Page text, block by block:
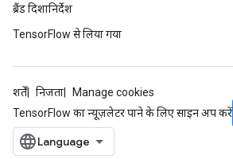
ब्रैंड दिशानिर्देश
TensorFlow से लिया गया
शर्तें निजता
Manage cookies
TensorFlow का न्यूज़लेटर पाने के लिए साइन अप करें